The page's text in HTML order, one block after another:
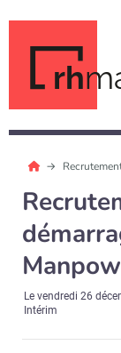
rh
Levendredi 26
Intérim